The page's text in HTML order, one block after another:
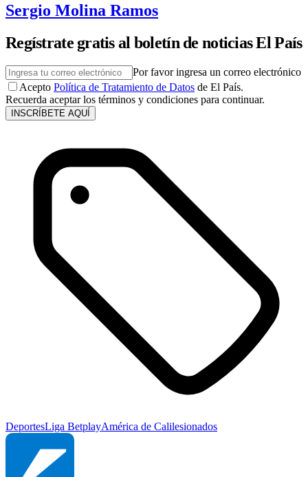
Sergio Molina Ramos
Regístrate gratis al boletín de noticias El País
Por favor ingresa un correo electrónico
Acepto Política de Tratamiento de Datos de El País.
Recuerda aceptar los términos y condiciones para continuar.
INSCRÍBETE AQUÍ
DeportesLiga BetplayAmérica de Calilesionados